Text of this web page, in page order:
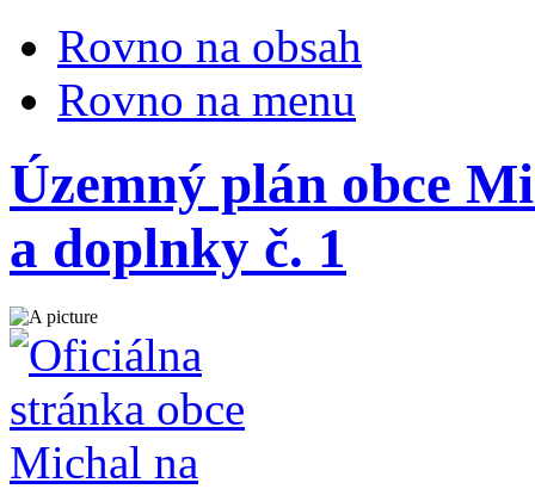
Rovno na obsah
Rovno na menu
Územný plán obce
a doplnky č. 1